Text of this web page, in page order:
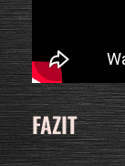
FAZIT